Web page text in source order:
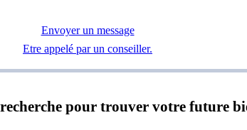
Envoyer un message
Etre appelé par un conseiller.
recherche pour trouver votre future